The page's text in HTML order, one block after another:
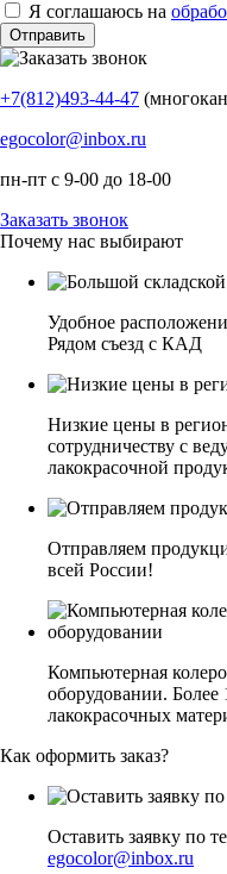
Я соглашаюсь на
+7(812)493-44-47
egocolor@inbox.ru
пн-пт с 9-00 до 18-00
Заказать звонок
Почему нас выбирают
Удобное
Рядом съезд с КАД
Низкие цены в
сотрудничеству с
лакокрасочной
Отправляем
всей России!
Компьютерная
оборудовании. Более
лакокрасочных
Как оформить заказ?
Оставить заявку по
egocolor@inbox.ru